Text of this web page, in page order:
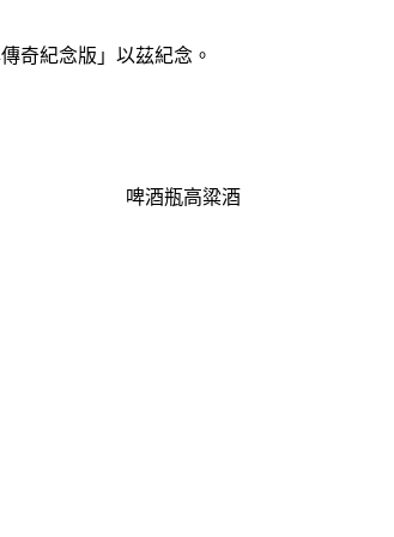
奇紀念版」以茲紀念。
啤酒瓶高粱酒